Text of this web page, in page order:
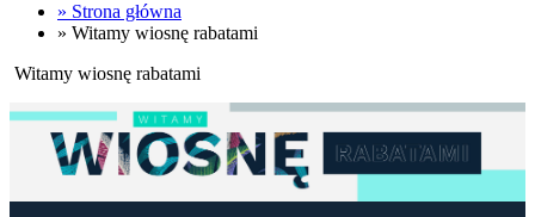
» Strona główna
» Witamy wiosnę rabatami
Witamy wiosnę rabatami